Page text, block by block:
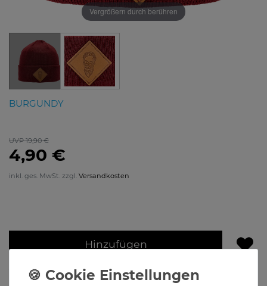
Vergrößern durch berühren
BURGUNDY
UVP 19,90 €
4,90 €
inkl. ges. MwSt. zzgl. Versandkosten
Hinzufügen
Lieferzeit 1-3 Werktage